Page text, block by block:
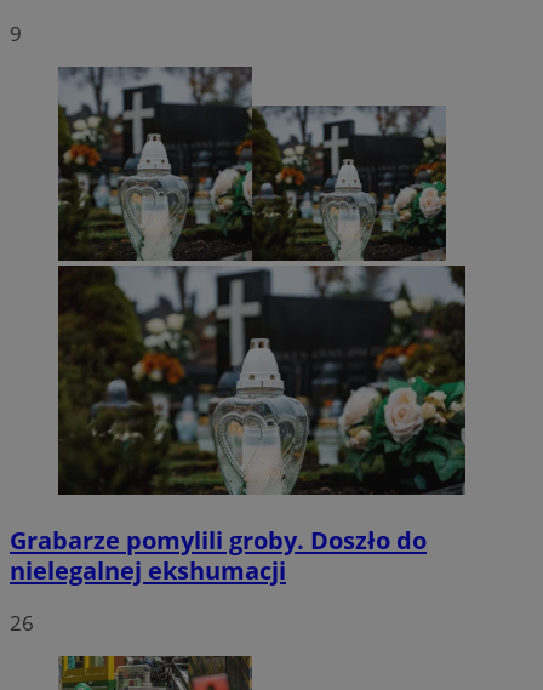
9
Grabarze pomylili groby. Doszło do
nielegalnej ekshumacji
26